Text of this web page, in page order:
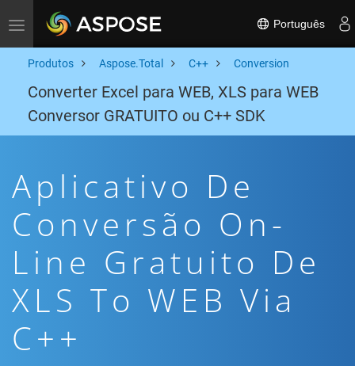
Toggle navigation Português
Produtos Aspose.Total C++ Conversion
Converter Excel para WEB, XLS para WEB
Conversor GRATUITO ou C++ SDK
Aplicativo De
Conversão On-
Line Gratuito De
XLS To WEB Via
C++